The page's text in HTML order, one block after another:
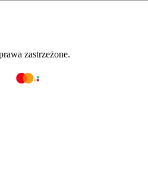
zastrzeżone.